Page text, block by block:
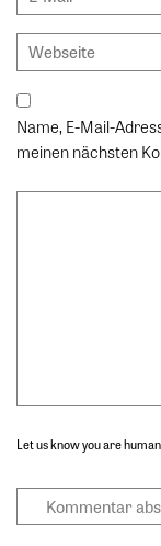
Name, E-Mail-
meinen nächsten
Let us know you are